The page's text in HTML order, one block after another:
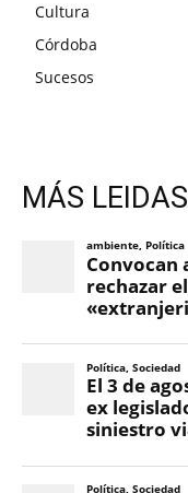
Cultura
Córdoba
Sucesos
MÁS LEIDAS